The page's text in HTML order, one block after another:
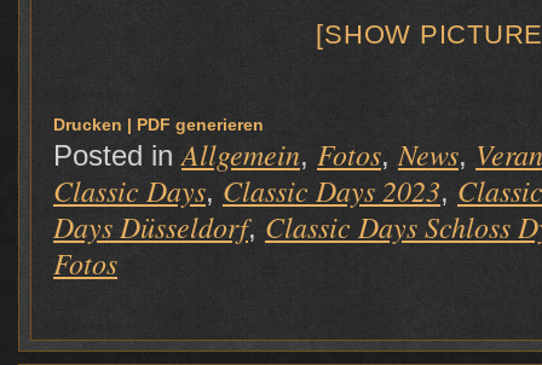
[SHOW
Drucken | PDF generieren
Posted in Allgemein, Fotos, News,
Classic Days, Classic Days 2023,
Days Düsseldorf, Classic Days Schloss
Fotos